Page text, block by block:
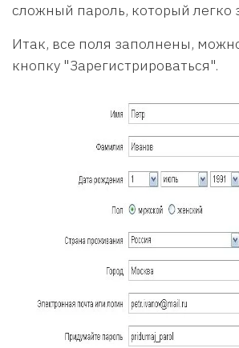
сложный пароль, который легко
Итак, все поля заполнены,
кнопку "Зарегистрироваться".